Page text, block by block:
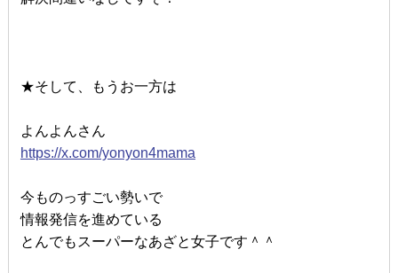
★そして、もうお一方は
よんよんさん
https://x.com/yonyon4mama
今ものっすごい勢いで
情報発信を進めている
とんでもスーパーなあざと女子です＾＾